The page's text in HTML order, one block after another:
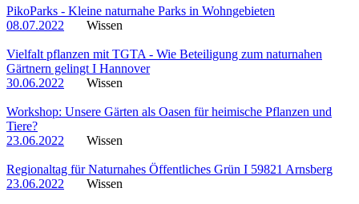
PikoParks - Kleine naturnahe Parks in Wohngebieten
08.07.2022
Wissen
Vielfalt pflanzen mit TGTA - Wie Beteiligung zum naturnahen
Gärtnern gelingt I Hannover
30.06.2022
Wissen
Workshop: Unsere Gärten als Oasen für heimische Pflanzen und
Tiere?
23.06.2022
Wissen
Regionaltag für Naturnahes Öffentliches Grün I 59821 Arnsberg
23.06.2022
Wissen